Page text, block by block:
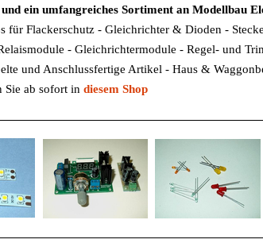
ein umfangreiches Sortiment an Modellbau
für Flackerschutz - Gleichrichter & Dioden -
- Gleichrichtermodule - Regel- und
und Anschlussfertige Artikel - Haus &
ab sofort in diesem Shop